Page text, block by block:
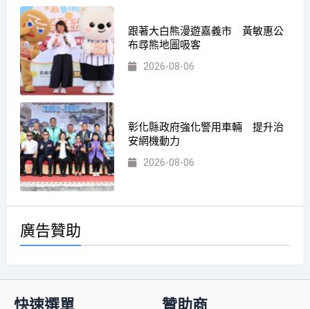
跟著大白熊漫遊嘉義市 黃敏惠公
布尋熊地圖吸客
2026-08-06
彰化縣政府強化警用車輛 提升治
安網機動力
2026-08-06
廣告贊助
快速選單 贊助商